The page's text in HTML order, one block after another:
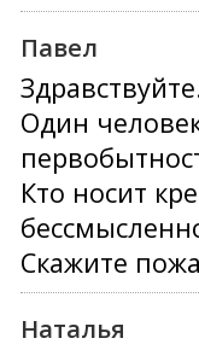
Павел
Один
Кто носит
Скажите
Наталья